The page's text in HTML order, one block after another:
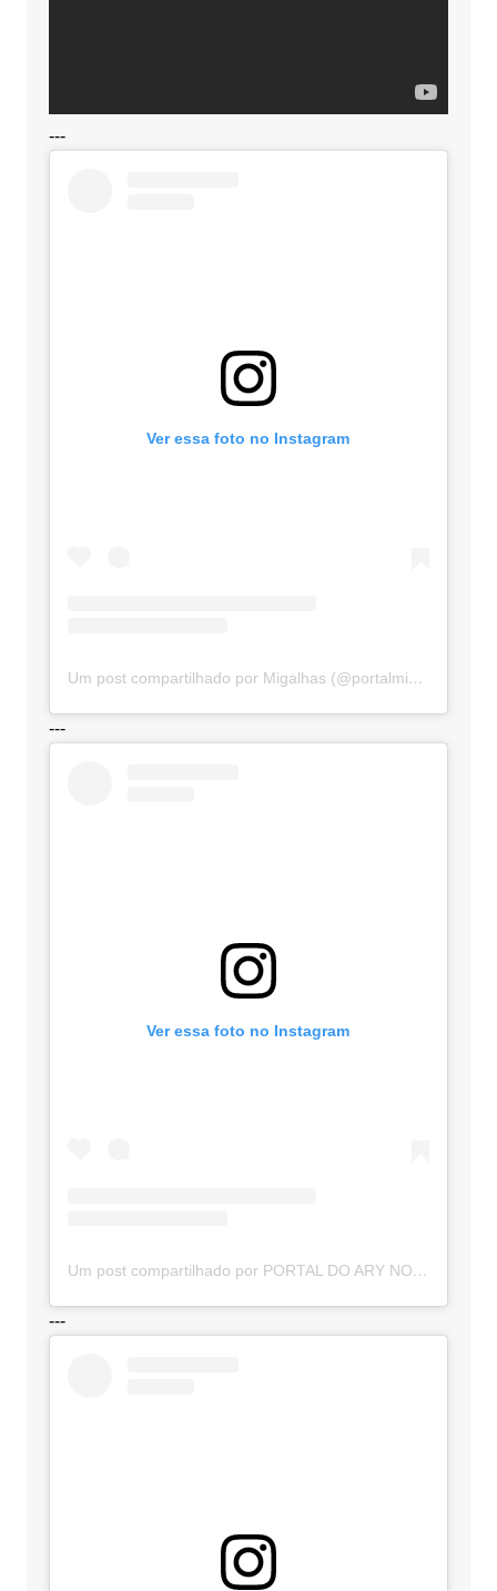
---
Ver essa foto no Instagram
Um post compartilhado por Migalhas (@portalmigalhas)
---
Ver essa foto no Instagram
Um post compartilhado por PORTAL DO ARY NOTÍCIAS (@portaldoarynoticias)
---